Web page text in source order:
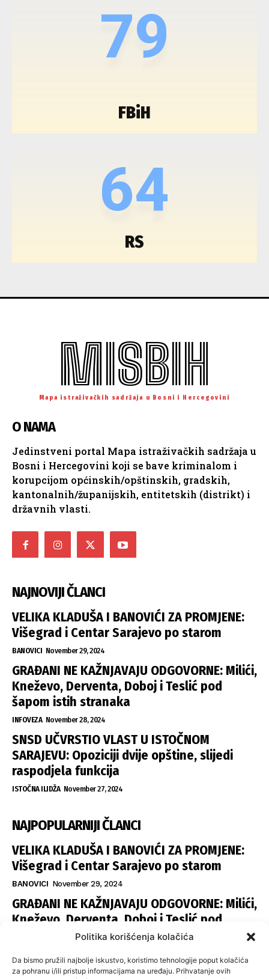
Politika korišćenja kolačića
Da bismo pružili najbolje iskustvo, koristimo tehnologije poput kolačića
za pohranu i/ili pristup informacijama na uređaju. Prihvatanje ovih
79
FBiH
64
RS
MISBIH
Mapa istraživačkih sadržaja u Bosni i Hercegovini
O NAMA
Jedinstveni portal Mapa istraživačkih sadržaja u
Bosni i Hercegovini koji se bave kriminalom i
korupcijom općinskih/opštinskih, gradskih,
kantonalnih/županijskih, entitetskih (distrikt) i
državnih vlasti.
NAJNOVIJI ČLANCI
VELIKA KLADUŠA I BANOVIĆI ZA PROMJENE:
Višegrad i Centar Sarajevo po starom
BANOVICI November 29, 2024
GRAĐANI NE KAŽNJAVAJU ODGOVORNE: Milići,
Kneževo, Derventa, Doboj i Teslić pod
šapom istih stranaka
INFOVEZA November 28, 2024
SNSD UČVRSTIO VLAST U ISTOČNOM
SARAJEVU: Opoziciji dvije opštine, slijedi
raspodjela funkcija
ISTOČNA ILIDŽA November 27, 2024
NAJPOPULARNIJI ČLANCI
VELIKA KLADUŠA I BANOVIĆI ZA PROMJENE:
Višegrad i Centar Sarajevo po starom
BANOVICI November 29, 2024
GRAĐANI NE KAŽNJAVAJU ODGOVORNE: Milići,
Kneževo, Derventa, Doboj i Teslić pod
šapom istih stranaka
SNSD UČVRSTIO VLAST U ISTOČNOM